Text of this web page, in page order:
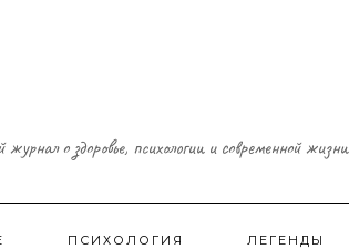
о здоровье, психологии и современной жизни
ПСИХОЛОГИЯ ЛЕГЕНДЫ